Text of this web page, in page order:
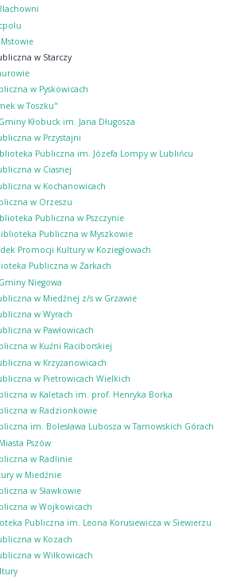
w Starczy
w Pyskowicach
w Toszku"
Kłobuck im. Jana Długosza
w Przystajni
Publiczna im. Józefa Lompy w Lublińcu
w Ciasnej
w Kochanowicach
w Orzeszu
Publiczna w Pszczynie
Publiczna w Myszkowie
Promocji Kultury w Koziegłowach
Publiczna w Żarkach
Niegowa
w Miedźnej z/s w Grzawie
w Wyrach
w Pawłowicach
w Kuźni Raciborskiej
w Krzyżanowicach
w Pietrowicach Wielkich
w Kaletach im. prof. Henryka Borka
w Radzionkowie
im. Bolesława Lubosza w Tarnowskich Górach
Pszów
w Radlinie
w Miedźnie
w Sławkowie
w Wojkowicach
Publiczna im. Leona Korusiewicza w Siewierzu
w Kozach
w Wilkowicach